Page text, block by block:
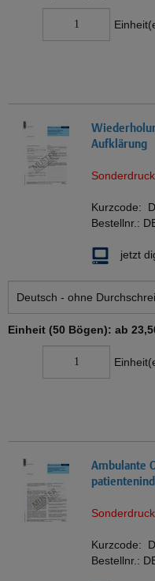
Aufklärung
Kurzcode:
Bestellnr.:
jetzt
Einheit (50 Bögen): ab
Ambulante
Kurzcode:
Bestellnr.: